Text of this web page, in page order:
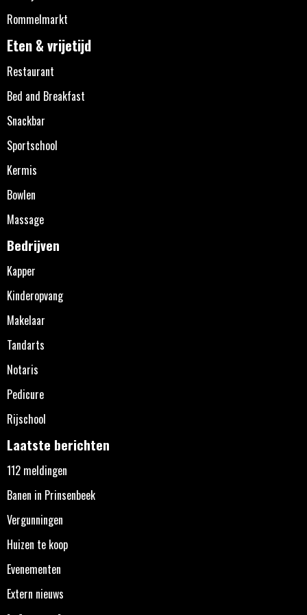
Rommelmarkt
Eten & vrijetijd
Restaurant
Bed and Breakfast
Snackbar
Sportschool
Kermis
Bowlen
Massage
Bedrijven
Kapper
Kinderopvang
Makelaar
Tandarts
Notaris
Pedicure
Rijschool
Laatste berichten
112 meldingen
Banen in Prinsenbeek
Vergunningen
Huizen te koop
Evenementen
Extern nieuws